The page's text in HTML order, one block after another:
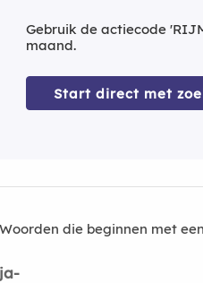
Gebruik de actiecode
maand.
Start direct met
Woorden die beginnen met
ja-